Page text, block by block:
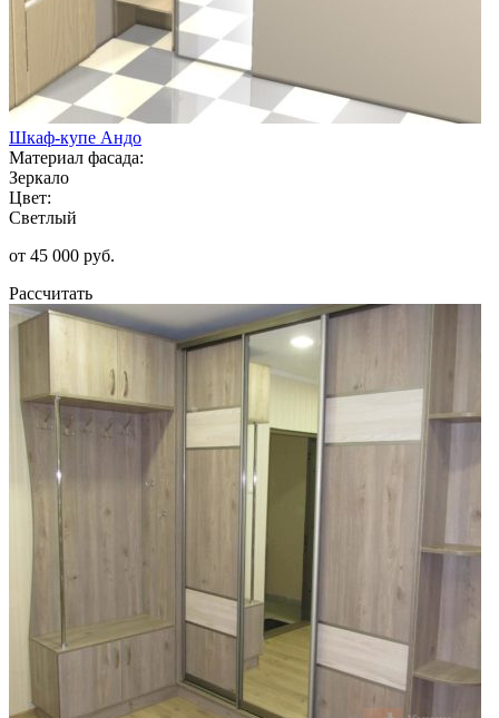
Шкаф-купе Андо
Материал фасада:
Зеркало
Цвет:
Светлый
от 45 000 руб.
Рассчитать